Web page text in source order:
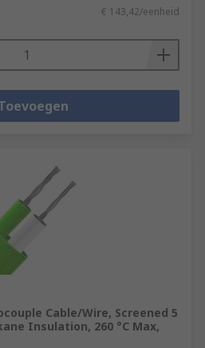
€ 143,42/eenheid
Cable/Wire, Screened 5
Insulation, 260 °C Max,